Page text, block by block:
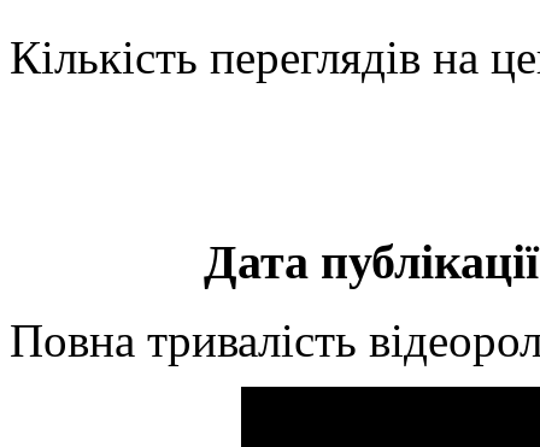
Кількість переглядів на
Дата
Повна тривалість